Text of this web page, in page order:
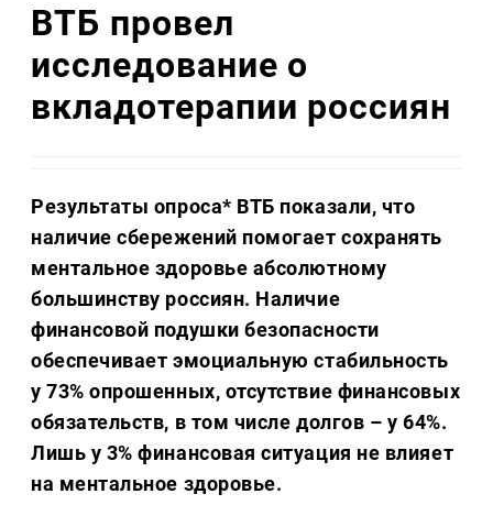
ВТБ провел
исследование о
вкладотерапии россиян
Результаты опроса* ВТБ показали, что
наличие сбережений помогает сохранять
ментальное здоровье абсолютному
большинству россиян. Наличие
финансовой подушки безопасности
обеспечивает эмоциальную стабильность
у 73% опрошенных, отсутствие финансовых
обязательств, в том числе долгов – у 64%.
Лишь у 3% финансовая ситуация не влияет
на ментальное здоровье.